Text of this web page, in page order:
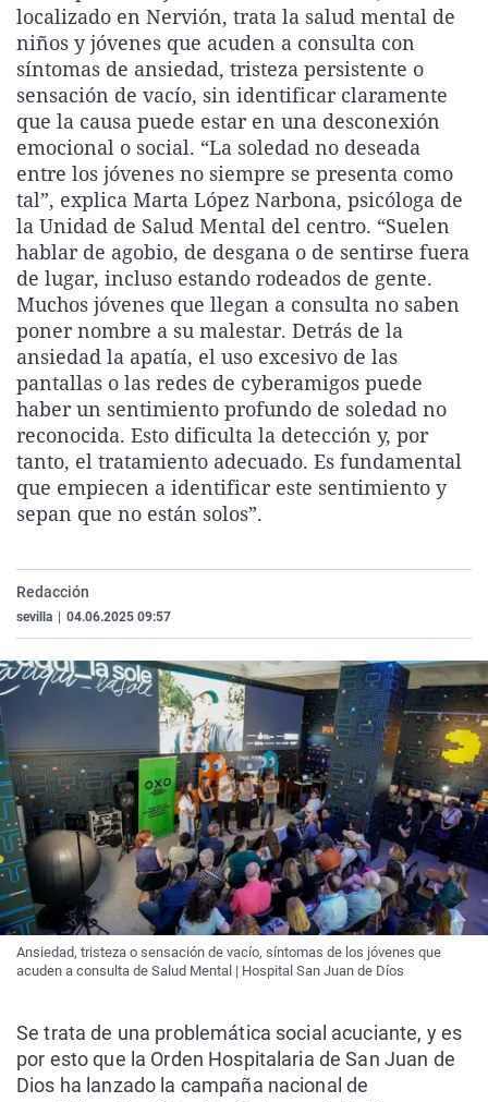
La rosa de los vientos
Gente viajera
Como el perro y el
Caso
Retornados
Equipo de
Operación Viuda
Extremadura
Galicia
La Rioja
Navarra
País Vasco
Virales
Televisión
Elecciones
localizado en Nervión, trata la salud mental de
niños y jóvenes que acuden a consulta con
síntomas de ansiedad, tristeza persistente o
sensación de vacío, sin identificar claramente
que la causa puede estar en una desconexión
emocional o social. “La soledad no deseada
entre los jóvenes no siempre se presenta como
tal”, explica Marta López Narbona, psicóloga de
la Unidad de Salud Mental del centro. “Suelen
hablar de agobio, de desgana o de sentirse fuera
de lugar, incluso estando rodeados de gente.
Muchos jóvenes que llegan a consulta no saben
poner nombre a su malestar. Detrás de la
ansiedad la apatía, el uso excesivo de las
pantallas o las redes de cyberamigos puede
haber un sentimiento profundo de soledad no
reconocida. Esto dificulta la detección y, por
tanto, el tratamiento adecuado. Es fundamental
que empiecen a identificar este sentimiento y
sepan que no están solos”.
Redacción
sevilla 04.06.2025 09:57
Ansiedad, tristeza o sensación de vacío, síntomas de los jóvenes que
acuden a consulta de Salud Mental | Hospital San Juan de Díos
Se trata de una problemática social acuciante, y es
por esto que la Orden Hospitalaria de San Juan de
Dios ha lanzado la campaña nacional de